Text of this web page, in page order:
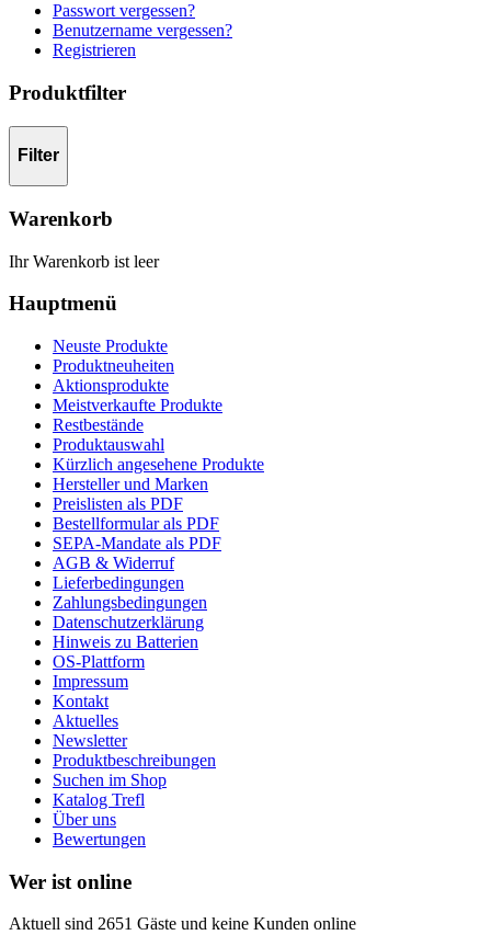
Passwort vergessen?
Benutzername vergessen?
Registrieren
Produktfilter
Filter
Warenkorb
Ihr Warenkorb ist leer
Hauptmenü
Neuste Produkte
Produktneuheiten
Aktionsprodukte
Meistverkaufte Produkte
Restbestände
Produktauswahl
Kürzlich angesehene Produkte
Hersteller und Marken
Preislisten als PDF
Bestellformular als PDF
SEPA-Mandate als PDF
AGB & Widerruf
Lieferbedingungen
Zahlungsbedingungen
Datenschutzerklärung
Hinweis zu Batterien
OS-Plattform
Impressum
Kontakt
Aktuelles
Newsletter
Produktbeschreibungen
Suchen im Shop
Katalog Trefl
Über uns
Bewertungen
Wer ist online
Aktuell sind 2651 Gäste und keine Kunden online